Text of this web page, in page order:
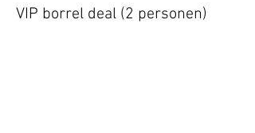
VIP borrel deal (2 personen)